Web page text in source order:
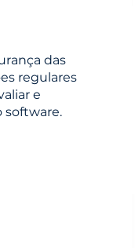
das
regulares
e
software.